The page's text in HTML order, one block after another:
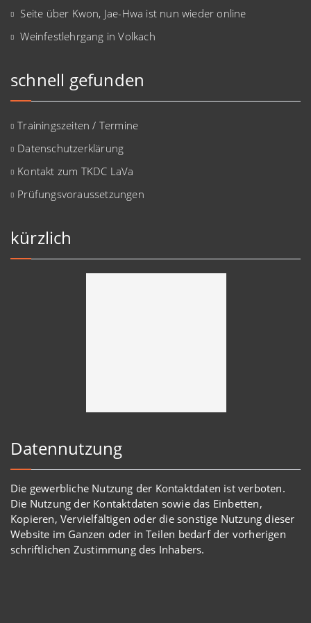
Seite über Kwon, Jae-Hwa ist nun wieder online
Weinfestlehrgang in Volkach
schnell gefunden
Trainingszeiten / Termine
Datenschutzerklärung
Kontakt zum TKDC LaVa
Prüfungsvoraussetzungen
kürzlich
Datennutzung
Die gewerbliche Nutzung der Kontaktdaten ist verboten.
Die Nutzung der Kontaktdaten sowie das Einbetten,
Kopieren, Vervielfältigen oder die sonstige Nutzung dieser
Website im Ganzen oder in Teilen bedarf der vorherigen
schriftlichen Zustimmung des Inhabers.